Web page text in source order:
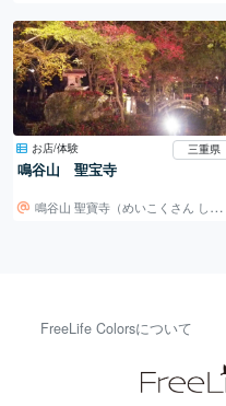
お店/体験 三重県
鳴谷山 聖宝寺
鳴谷山 聖寶寺（めいこくさん しょうぼうじ）
FreeLife Colorsについて